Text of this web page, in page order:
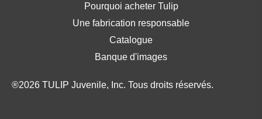
Pourquoi acheter Tulip
Une fabrication responsable
Catalogue
Banque d'images
®2026 TULIP Juvenile, Inc. Tous droits réservés.